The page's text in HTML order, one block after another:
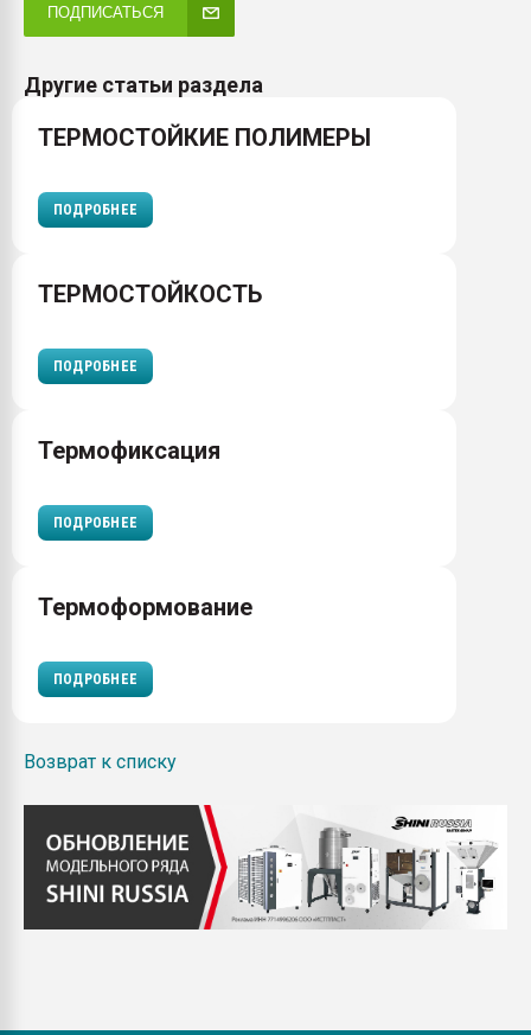
ПОДПИСАТЬСЯ
Другие статьи раздела
ТЕРМОСТОЙКИЕ ПОЛИМЕРЫ
ПОДРОБНЕЕ
ТЕРМОСТОЙКОСТЬ
ПОДРОБНЕЕ
Термофиксация
ПОДРОБНЕЕ
Термоформование
ПОДРОБНЕЕ
Возврат к списку